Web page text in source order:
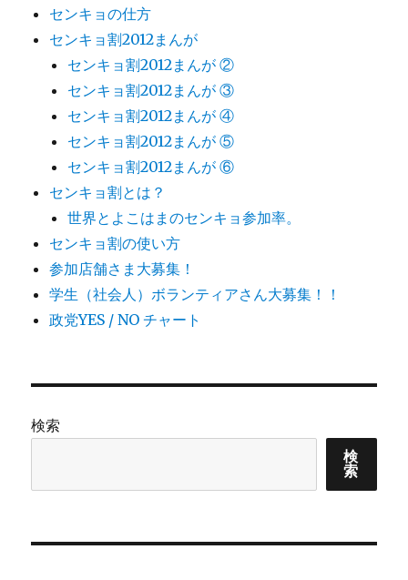
センキョの仕方
センキョ割2012まんが
センキョ割2012まんが ②
センキョ割2012まんが ③
センキョ割2012まんが ④
センキョ割2012まんが ⑤
センキョ割2012まんが ⑥
センキョ割とは？
世界とよこはまのセンキョ参加率。
センキョ割の使い方
参加店舗さま大募集！
学生（社会人）ボランティアさん大募集！！
政党YES / NO チャート
検索
検
索